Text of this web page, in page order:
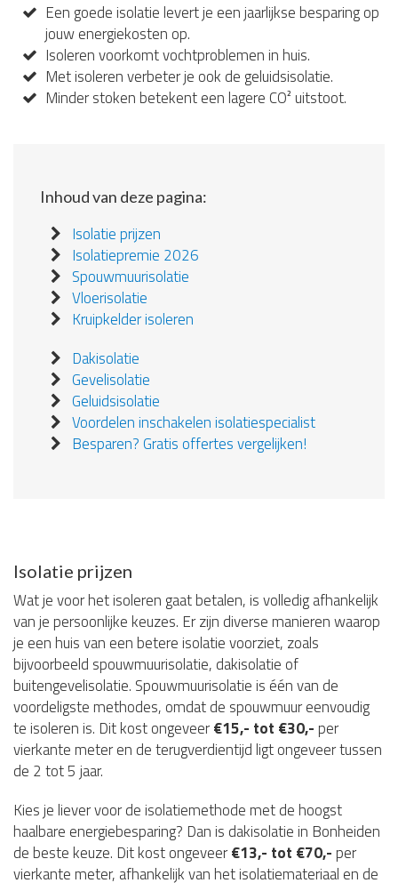
Een goede isolatie levert je een jaarlijkse besparing op
jouw energiekosten op.
Isoleren voorkomt vochtproblemen in huis.
Met isoleren verbeter je ook de geluidsisolatie.
Minder stoken betekent een lagere CO² uitstoot.
Inhoud van deze pagina:
Isolatie prijzen
Isolatiepremie 2026
Spouwmuurisolatie
Vloerisolatie
Kruipkelder isoleren
Dakisolatie
Gevelisolatie
Geluidsisolatie
Voordelen inschakelen isolatiespecialist
Besparen? Gratis offertes vergelijken!
Isolatie prijzen
Wat je voor het isoleren gaat betalen, is volledig afhankelijk
van je persoonlijke keuzes. Er zijn diverse manieren waarop
je een huis van een betere isolatie voorziet, zoals
bijvoorbeeld spouwmuurisolatie, dakisolatie of
buitengevelisolatie. Spouwmuurisolatie is één van de
voordeligste methodes, omdat de spouwmuur eenvoudig
te isoleren is. Dit kost ongeveer€15,- tot €30,- per
vierkante meter en de terugverdientijd ligt ongeveer tussen
de 2 tot 5 jaar.
Kies je liever voor de isolatiemethode met de hoogst
haalbare energiebesparing? Dan is dakisolatie in Bonheiden
de beste keuze. Dit kost ongeveer€13,- tot €70,- per
vierkante meter, afhankelijk van het isolatiemateriaal en de